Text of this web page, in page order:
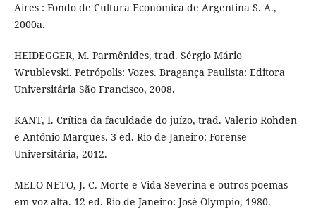
Aires : Fondo de Cultura Económica de Argentina S. A.,
2000a.
HEIDEGGER, M. Parmênides, trad. Sérgio Mário
Wrublevski. Petrópolis: Vozes. Bragança Paulista: Editora
Universitária São Francisco, 2008.
KANT, I. Crítica da faculdade do juízo, trad. Valerio Rohden
e António Marques. 3 ed. Rio de Janeiro: Forense
Universitária, 2012.
MELO NETO, J. C. Morte e Vida Severina e outros poemas
em voz alta. 12 ed. Rio de Janeiro: José Olympio, 1980.